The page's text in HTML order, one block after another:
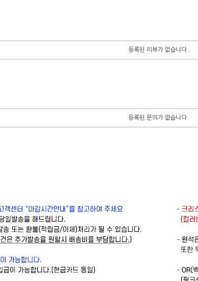
등록된 리뷰가 없습니다.
등록된 문의가 없습니다.